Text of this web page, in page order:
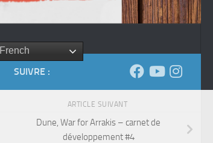
French
SUIVRE :
ARTICLE SUIVANT
Dune, War for Arrakis – carnet de
développement #4